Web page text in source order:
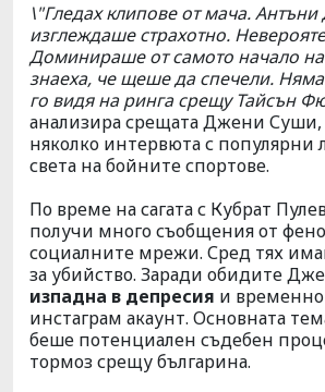
\"Гледах клипове от мача.
изглеждаше страхотно.
Доминираше от самото начало
знаеха, че щеше да спечели.
го видя на ринга срещу Тайсън
анализира срещата Джени Суши,
няколко интервюта с популярни
света на бойните спортове.
По време на сагата с Кубрат
получи много съобщения от
социалните мрежи. Сред тях
за убийство. Заради обидите
изпадна в депресия и временно
инстаграм акаунт. Основната
беше потенциален съдебен
тормоз срещу българина.